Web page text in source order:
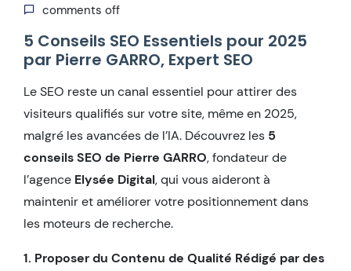
comments off
5 Conseils SEO Essentiels pour 2025
par Pierre GARRO, Expert SEO
Le SEO reste un canal essentiel pour attirer des
visiteurs qualifiés sur votre site, même en 2025,
malgré les avancées de l’IA. Découvrez les 5
conseils SEO de Pierre GARRO, fondateur de
l’agence Elysée Digital, qui vous aideront à
maintenir et améliorer votre positionnement dans
les moteurs de recherche.
1. Proposer du Contenu de Qualité Rédigé par des